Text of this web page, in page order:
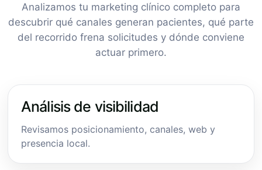
Analizamos tu marketing clínico completo para
descubrir qué canales generan pacientes, qué parte
del recorrido frena solicitudes y dónde conviene
actuar primero.
Análisis de visibilidad
Revisamos posicionamiento, canales, web y
presencia local.